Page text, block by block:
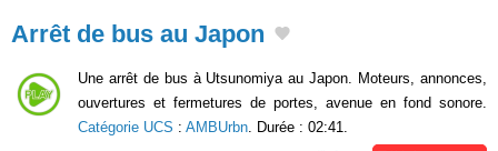
Arrêt de bus au Japon
Une arrêt de bus à Utsunomiya au Japon. Moteurs, annonces,
ouvertures et fermetures de portes, avenue en fond sonore.
Catégorie UCS : AMBUrbn. Durée : 02:41.